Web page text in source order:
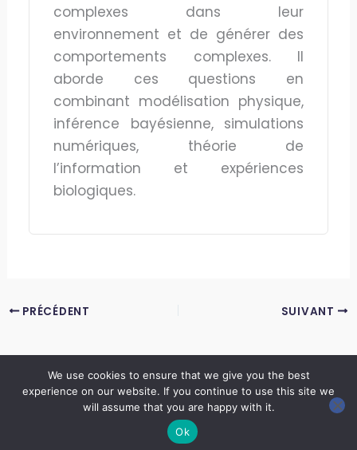
complexes dans leur
environnement et de générer des
comportements complexes. Il
aborde ces questions en
combinant modélisation physique,
inférence bayésienne, simulations
numériques, théorie de
l’information et expériences
biologiques.
PRÉCÉDENT SUIVANT
Copyright © 2026 LES ANNALES DES MINES | Powered byThème WordPress Astra
We use cookies to ensure that we give you the best
experience on our website. If you continue to use this site we
will assume that you are happy with it.
Ok